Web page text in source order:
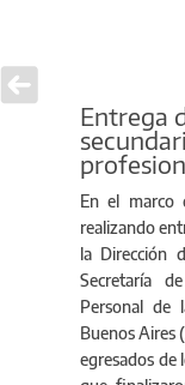
Entrega
En el marco
realizando
la Dirección
Secretaría
Personal de
Buenos Aires
egresados de